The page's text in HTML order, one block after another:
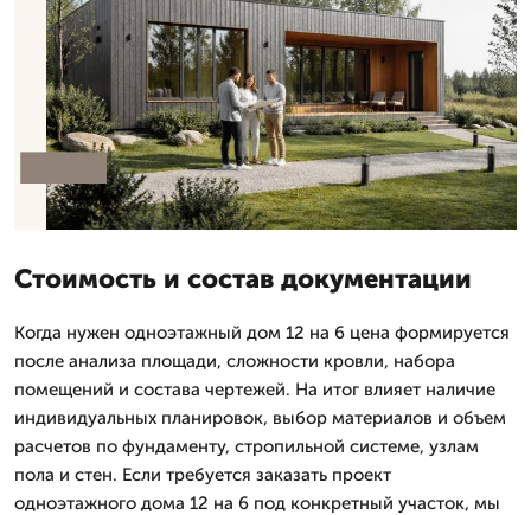
Стоимость и состав документации
Когда нужен одноэтажный дом 12 на 6 цена формируется
после анализа площади, сложности кровли, набора
помещений и состава чертежей. На итог влияет наличие
индивидуальных планировок, выбор материалов и объем
расчетов по фундаменту, стропильной системе, узлам
пола и стен. Если требуется заказать проект
одноэтажного дома 12 на 6 под конкретный участок, мы